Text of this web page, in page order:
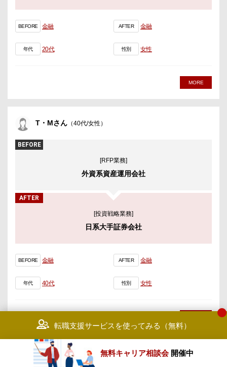
BEFORE 金融 AFTER 金融
年代 20代 性別 女性
MORE
T・Mさん （40代/女性）
BEFORE
[RFP業務]
外資系資産運用会社
AFTER
[投資戦略業務]
日系大手証券会社
BEFORE 金融 AFTER 金融
年代 40代 性別 女性
S・Uさん（40代/女性）
転職支援サービスを使ってみる（無料）
無料キャリア相談会 開催中